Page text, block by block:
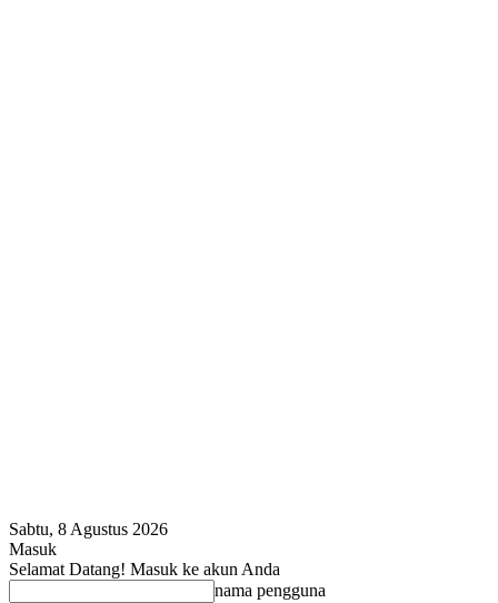
Sabtu, 8 Agustus 2026
Masuk
Selamat Datang! Masuk ke akun Anda
nama pengguna